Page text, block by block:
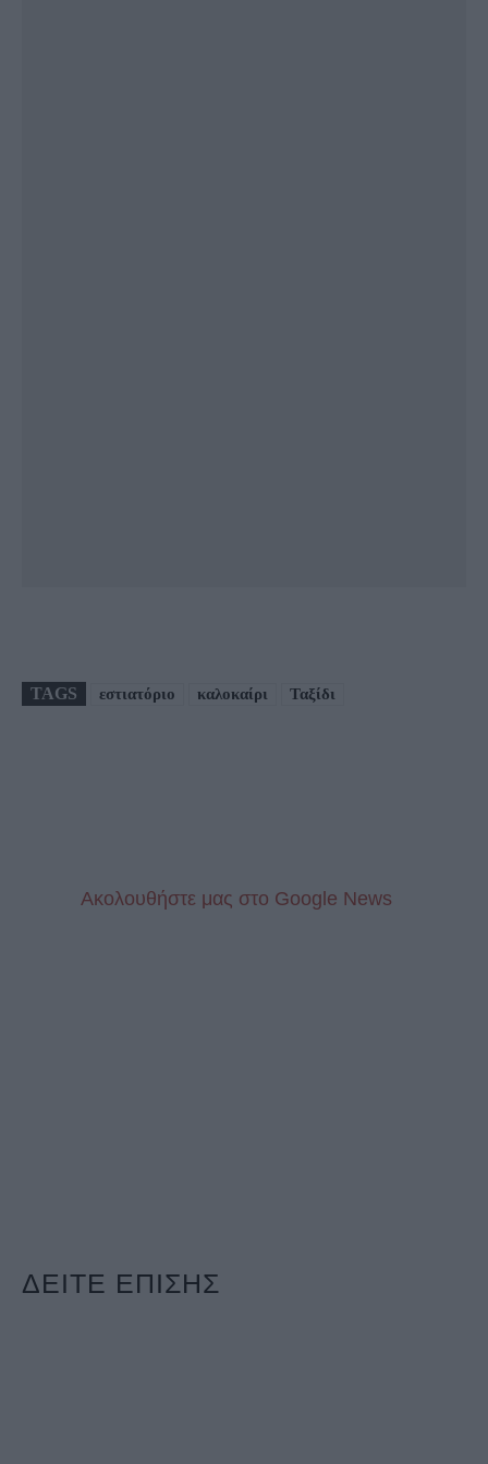
TAGS εστιατόριο καλοκαίρι Ταξίδι
Aκολουθήστε μας στo Google News
ΔΕΙΤΕ ΕΠΙΣΗΣ